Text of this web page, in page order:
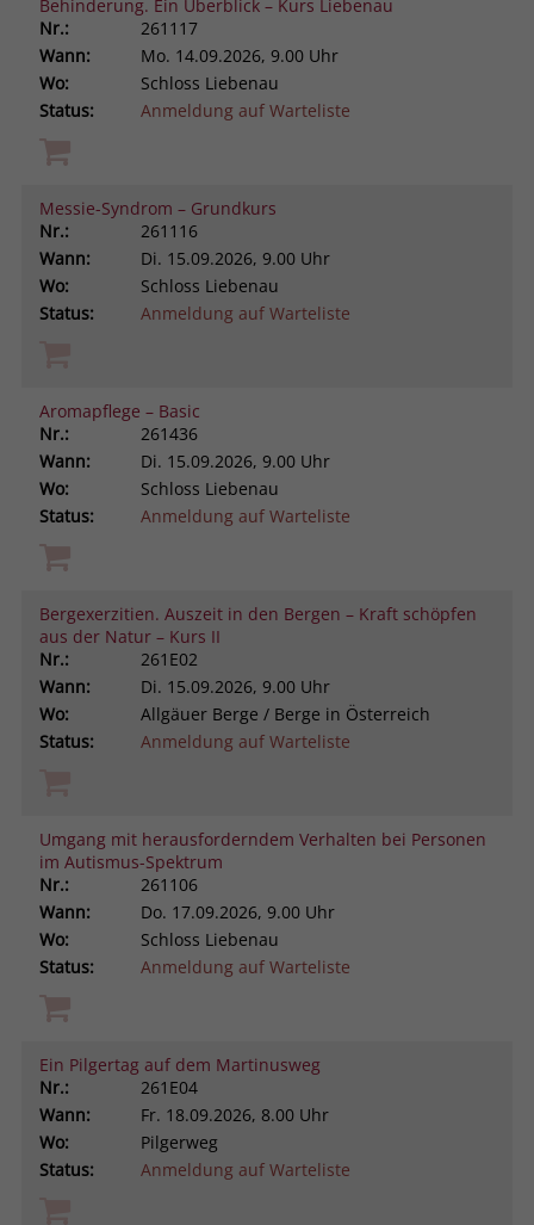
Behinderung. Ein Überblick – Kurs Liebenau
Nr.:
261117
Wann:
Mo. 14.09.2026, 9.00 Uhr
Wo:
Schloss Liebenau
Status:
Anmeldung auf Warteliste
Messie-Syndrom – Grundkurs
Nr.:
261116
Wann:
Di. 15.09.2026, 9.00 Uhr
Wo:
Schloss Liebenau
Status:
Anmeldung auf Warteliste
Aromapflege – Basic
Nr.:
261436
Wann:
Di. 15.09.2026, 9.00 Uhr
Wo:
Schloss Liebenau
Status:
Anmeldung auf Warteliste
Bergexerzitien. Auszeit in den Bergen – Kraft schöpfen
aus der Natur – Kurs II
Nr.:
261E02
Wann:
Di. 15.09.2026, 9.00 Uhr
Wo:
Allgäuer Berge / Berge in Österreich
Status:
Anmeldung auf Warteliste
Umgang mit herausforderndem Verhalten bei Personen
im Autismus-Spektrum
Nr.:
261106
Wann:
Do. 17.09.2026, 9.00 Uhr
Wo:
Schloss Liebenau
Status:
Anmeldung auf Warteliste
Ein Pilgertag auf dem Martinusweg
Nr.:
261E04
Wann:
Fr. 18.09.2026, 8.00 Uhr
Wo:
Pilgerweg
Status:
Anmeldung auf Warteliste